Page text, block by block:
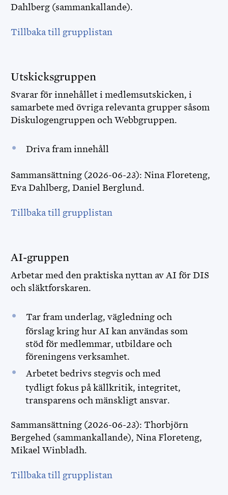
Dahlberg (sammankallande).
Tillbaka till grupplistan
Utskicksgruppen
Svarar för innehållet i medlemsutskicken, i
samarbete med övriga relevanta grupper såsom
Diskulogengruppen och Webbgruppen.
Driva fram innehåll
Sammansättning (2026-06-23): Nina Floreteng,
Eva Dahlberg, Daniel Berglund.
Tillbaka till grupplistan
AI-gruppen
Arbetar med den praktiska nyttan av AI för DIS
och släktforskaren.
Tar fram underlag, vägledning och
förslag kring hur AI kan användas som
stöd för medlemmar, utbildare och
föreningens verksamhet.
Arbetet bedrivs stegvis och med
tydligt fokus på källkritik, integritet,
transparens och mänskligt ansvar.
Sammansättning (2026-06-23): Thorbjörn
Bergehed (sammankallande), Nina Floreteng,
Mikael Winbladh.
Tillbaka till grupplistan